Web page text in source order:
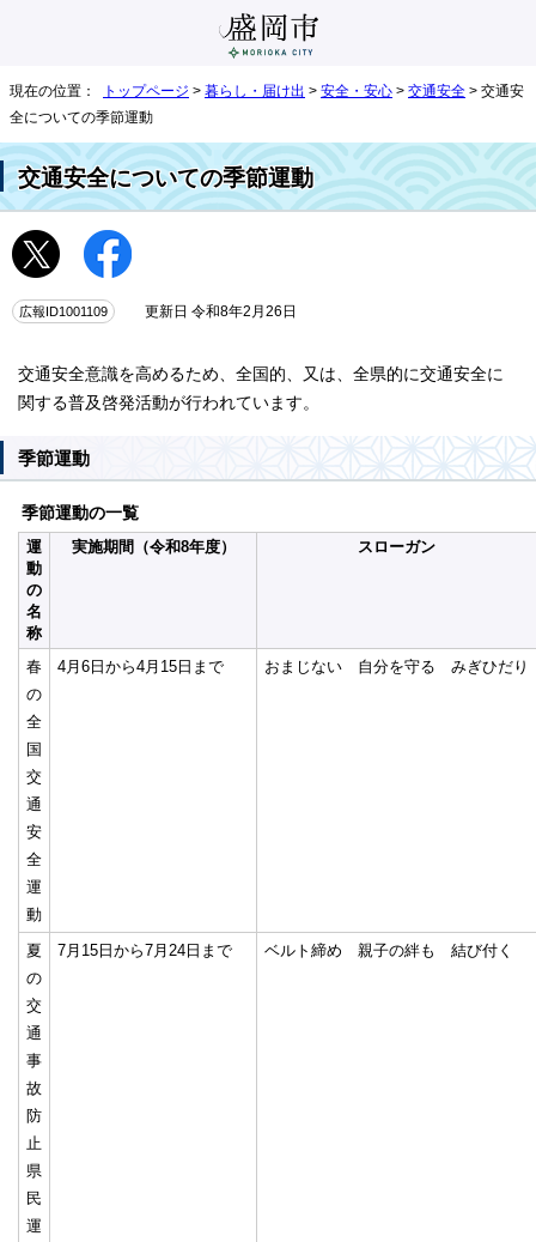
現在の位置： トップページ > 暮らし・届け出 > 安全・安心 > 交通安全 > 交通安
全についての季節運動
交通安全についての季節運動
広報ID1001109 更新日 令和8年2月26日
交通安全意識を高めるため、全国的、又は、全県的に交通安全に
関する普及啓発活動が行われています。
季節運動
季節運動の一覧
運
動
の
名
称
実施期間（令和8年度） スローガン
春
の
全
国
交
通
安
全
運
動
4月6日から4月15日まで おまじない 自分を守る みぎひだり
夏
の
交
通
事
故
防
止
県
民
運
7月15日から7月24日まで ベルト締め 親子の絆も 結び付く